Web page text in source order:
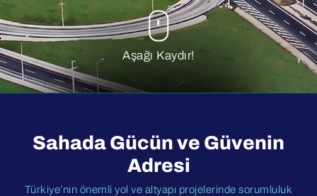
Aşağı Kaydır!
Sahada Gücün ve Güvenin
Adresi
Türkiye’nin önemli yol ve altyapı projelerinde sorumluluk